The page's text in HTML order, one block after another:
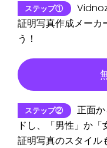
ステップ①
証明写真作成メーカ
う！
ステップ②
正面
ドし、「男性」か
証明写真のスタイル